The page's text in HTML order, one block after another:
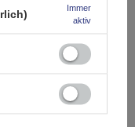
Fahrradträger
Immer
aktiv